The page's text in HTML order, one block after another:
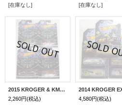
[在庫なし]
[在庫なし]
2015 KROGER & KMART EXCLUSIVE HALLOWEEN 【4種セット】 SCREAMLINER/16 ANGELS/HI L.Q./WHAT-4-2
2,260円(税込)
4,580円(税込)